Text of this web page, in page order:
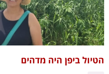
הטיול ביפן היה מדהים